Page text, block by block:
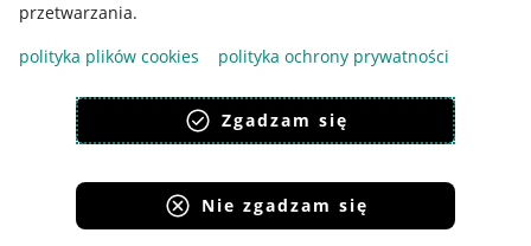
przetwarzania.
polityka plików cookies
polityka ochrony prywatności
Zgadzam się
Nie zgadzam się
Korzystanie z serwisu oznacza akceptacjęregulaminu